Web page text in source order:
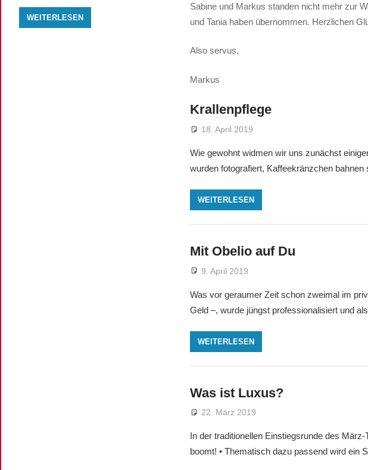
Sabine und Markus standen nicht mehr zur
und Tania haben übernommen. Herzlichen
Also servus,
Markus
Krallenpflege
18. April 2019
Wie gewohnt widmen wir uns zunächst
wurden fotografiert, Kaffeekränzchen bahnen
WEITERLESEN
Mit Obelio auf Du
9. April 2019
Was vor geraumer Zeit schon zweimal im
Geld –, wurde jüngst professionalisiert und
WEITERLESEN
Was ist Luxus?
22. März 2019
In der traditionellen Einstiegsrunde des
boomt! • Thematisch dazu passend wird ein
WEITERLESEN